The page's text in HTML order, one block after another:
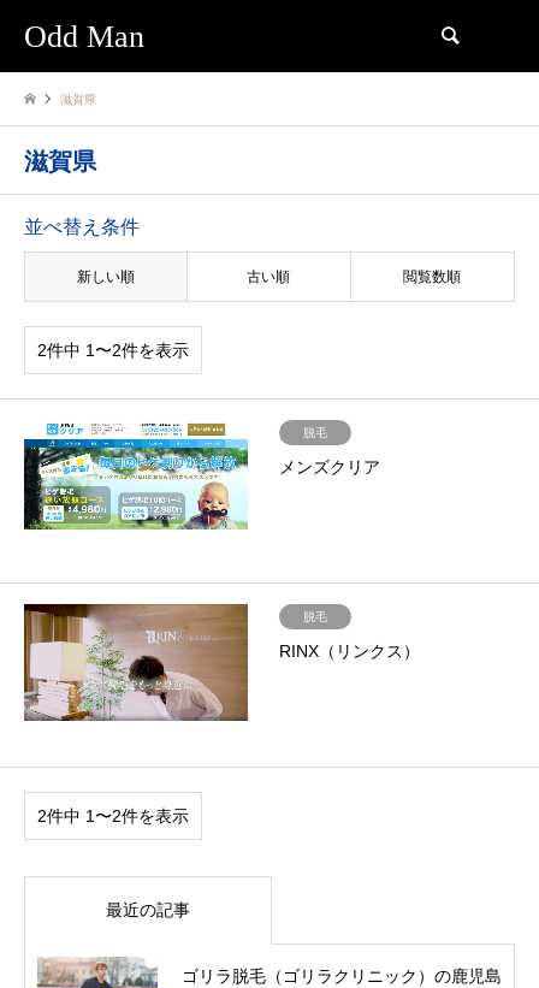
Odd Man
滋賀県
滋賀県
並べ替え条件
新しい順 古い順 閲覧数順
2件中 1〜2件を表示
脱毛
メンズクリア
脱毛
RINX（リンクス）
2件中 1〜2件を表示
最近の記事
ゴリラ脱毛（ゴリラクリニック）の鹿児島